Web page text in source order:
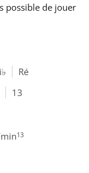
possible de jouer
♭ Ré
13
13